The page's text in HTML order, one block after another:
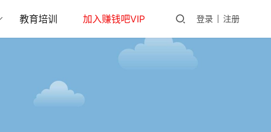
教育培训 加入赚钱吧VIP 登录 注册